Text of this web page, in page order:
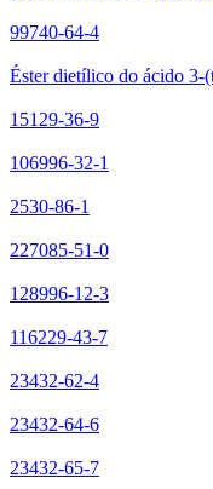
99740-64-4
Éster dietílico do ácido
15129-36-9
106996-32-1
2530-86-1
227085-51-0
128996-12-3
116229-43-7
23432-62-4
23432-64-6
23432-65-7